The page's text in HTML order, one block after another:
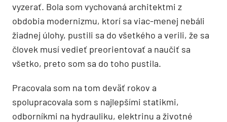
vyzerať. Bola som vychovaná architektmi z
obdobia modernizmu, ktorí sa viac-menej nebáli
žiadnej úlohy, pustili sa do všetkého a verili, že sa
človek musí vedieť preorientovať a naučiť sa
všetko, preto som sa do toho pustila.
Pracovala som na tom deväť rokov a
spolupracovala som s najlepšími statikmi,
odborníkmi na hydrauliku, elektrinu a životné